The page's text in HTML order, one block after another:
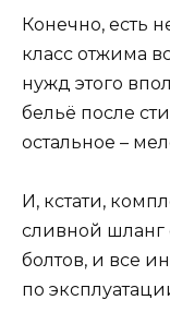
Конечно, есть
класс отжима
нужд этого
бельё после
остальное –
И, кстати,
сливной шланг
болтов, и все
по